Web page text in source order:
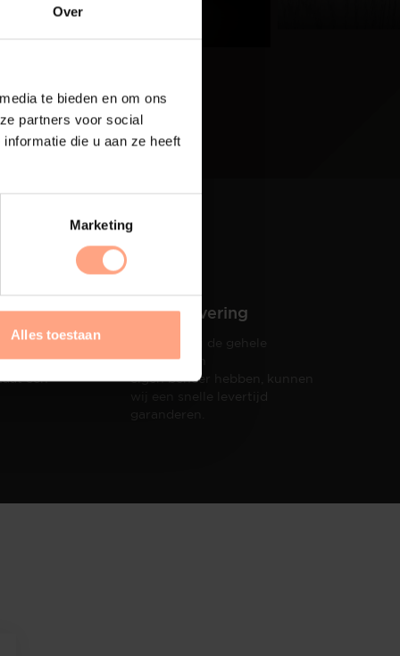
Over
te bieden en om ons
partners voor social
die u aan ze heeft
Marketing
Alles toestaan
tot
een
Snelle levering
Doordat wij de gehele
productie in
eigen beheer hebben, kunnen
wij een snelle levertijd
garanderen.